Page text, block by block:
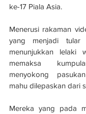
ke-17 Piala Asia.
Menerusi rakaman
yang menjadi
menunjukkan lelaki
memaksa
menyokong
mahu dilepaskan dari
Mereka yang pada